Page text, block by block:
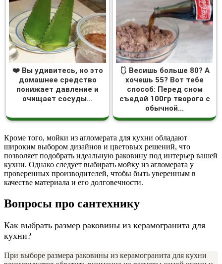
❤️ Вы удивитесь, но это
домашнее средство
понижает давление и
очищает сосуды...
🩱 Весишь больше 80? А
хочешь 55? Вот тебе
способ: Перед сном
съедай 100гр творога с
обычной...
Кроме того, мойки из агломерата для кухни обладают
широким выбором дизайнов и цветовых решений, что
позволяет подобрать идеальную раковину под интерьер вашей
кухни. Однако следует выбирать мойку из агломерата у
проверенных производителей, чтобы быть уверенным в
качестве материала и его долговечности.
Вопросы про сантехнику
Как выбрать размер раковины из керамогранита для
кухни?
При выборе размера раковины из керамогранита для кухни